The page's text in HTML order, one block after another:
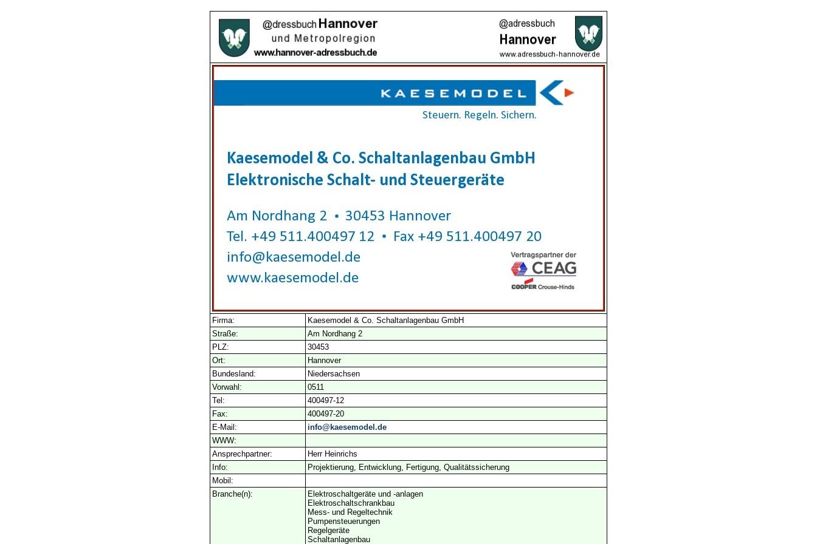
Firma:
Kaesemodel & Co. Schaltanlagenbau GmbH
Straße:
Am Nordhang 2
PLZ:
30453
Ort:
Hannover
Bundesland:
Niedersachsen
Vorwahl:
0511
Tel:
400497-12
Fax:
400497-20
E-Mail:
info@kaesemodel.de
WWW:
Ansprechpartner:
Herr Heinrichs
Info:
Projektierung, Entwicklung, Fertigung, Qualitätssicherung
Mobil:
Branche(n):
Elektroschaltgeräte und -anlagen
Elektroschaltschrankbau
Mess- und Regeltechnik
Pumpensteuerungen
Regelgeräte
Schaltanlagenbau